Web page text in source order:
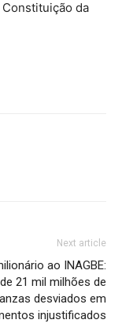
da
Next article
ao INAGBE:
21 mil milhões de
desviados em
injustificados